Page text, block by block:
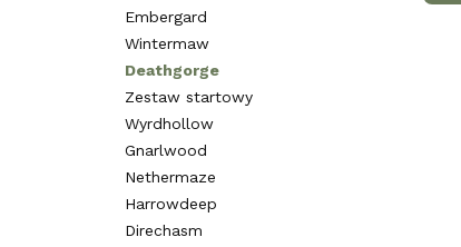
Embergard
Wintermaw
Deathgorge
Zestaw startowy
Wyrdhollow
Gnarlwood
Nethermaze
Harrowdeep
Direchasm